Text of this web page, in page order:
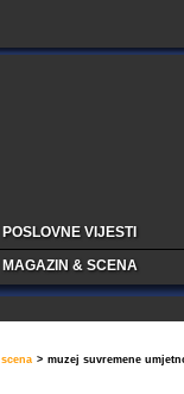
POSLOVNE VIJESTI
MAGAZIN & SCENA
scena > muzej suvremene